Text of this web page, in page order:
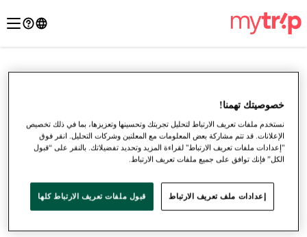
●
●
●
خصوصيتك تهمنا!
نستخدم ملفات تعريف الارتباط لتحليل تجربتك وتحسينها وتعزيزها، بما في ذلك تخصيص
الإعلانات. قد تتم مشاركة بعض المعلومات مع المعلنين وشركات التحليل. انقر فوق
"إعدادات ملفات تعريف الارتباط" لقراءة المزيد وتحديد تفضيلاتك. بالنقر على “قبول
الكل” فإنك توافق على جميع ملفات تعريف الارتباط.
إعدادات ملف تعريف الارتباط قبول ملفات تعريف الارتباط كلها